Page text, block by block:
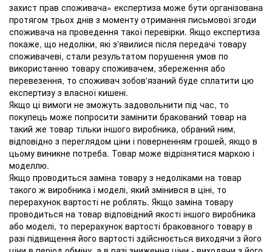
захист прав споживача» експертиза може бути організована
протягом трьох днів з моменту отримання письмової згоди
споживача на проведення такої перевірки. Якщо експертиза
покаже, що недоліки, які з'явилися після передачі товару
споживачеві, стали результатом порушення умов по
використанню товару споживачем, збереження або
перевезення, то споживач зобов'язаний буде сплатити цю
експертизу з власної кишені.
Якщо ці вимоги не зможуть задовольнити під час, то
покупець може попросити замінити бракований товар на
такий же товар тільки іншого виробника, обраний ним,
відповідно з переглядом ціни і поверненням грошей, якщо в
цьому виникне потреба. Товар може відрізнятися маркою і
моделлю.
Якщо проводиться заміна товару з недоліками на товар
такого ж виробника і моделі, який змінився в ціні, то
перерахунок вартості не роблять. Якщо заміна товару
проводиться на товар відповідний якості іншого виробника
або моделі, то перерахунок вартості бракованого товару в
разі підвищення його вартості здійснюється виходячи з його